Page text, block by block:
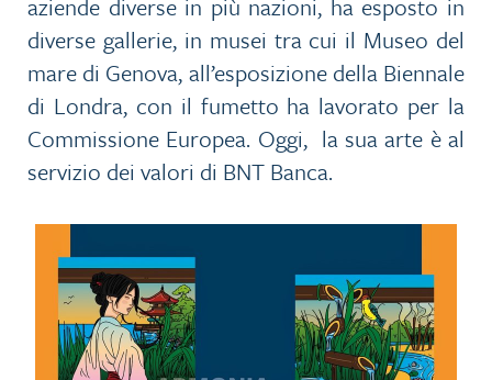
aziende diverse in più nazioni, ha esposto in
diverse gallerie, in musei tra cui il Museo del
mare di Genova, all’esposizione della Biennale
di Londra, con il fumetto ha lavorato per la
Commissione Europea. Oggi, la sua arte è al
servizio dei valori di BNT Banca.